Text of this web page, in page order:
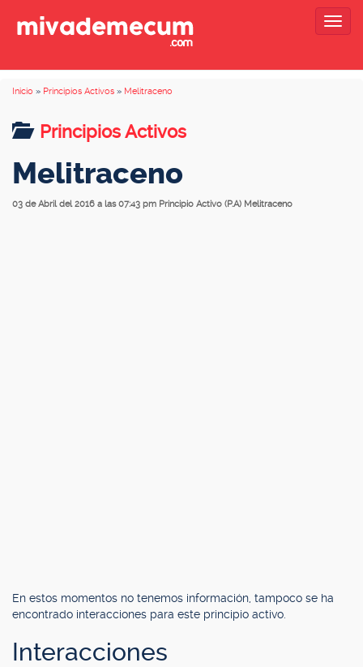
Inicio » Principios Activos » Melitraceno
Principios Activos
Melitraceno
03 de Abril del 2016 a las 07:43 pm Principio Activo (P.A) Melitraceno
En estos momentos no tenemos información, tampoco se ha
encontrado interacciones para este principio activo.
Interacciones